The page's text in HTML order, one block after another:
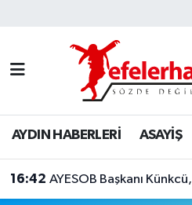
AYDIN HABERLERİ ASAYİŞ
16:42 AYESOB Başkanı Künkcü, dört
Nöbetçi Eczaneler
Hava Durumu
Aydin Namaz Vakitleri
Trafik Durumu